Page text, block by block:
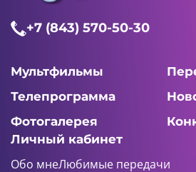
+7 (843) 570-50-30
Мультфильмы
Телепрограмма
Фотогалерея
Личный кабинет
Обо мнеЛюбимые передачи